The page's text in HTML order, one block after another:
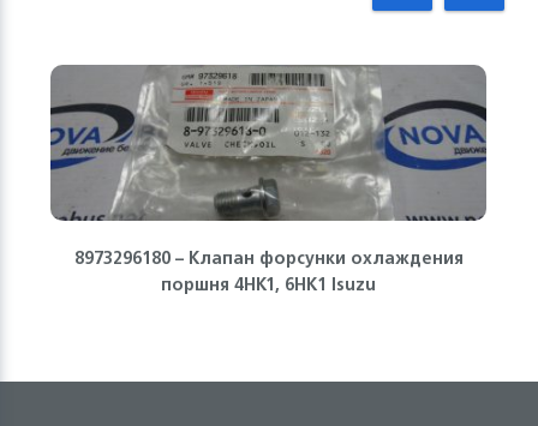
8973296180 – Клапан форсунки охлаждения
поршня 4HK1, 6HK1 Isuzu